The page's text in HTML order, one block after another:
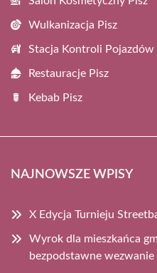
Wulkanizacja Pisz
Stacja Kontroli Pojazdów
Restauracje Pisz
Kebab Pisz
NAJNOWSZE WPISY
X Edycja Turnieju
Wyrok dla mieszkańca
bezpodstawne wezwanie